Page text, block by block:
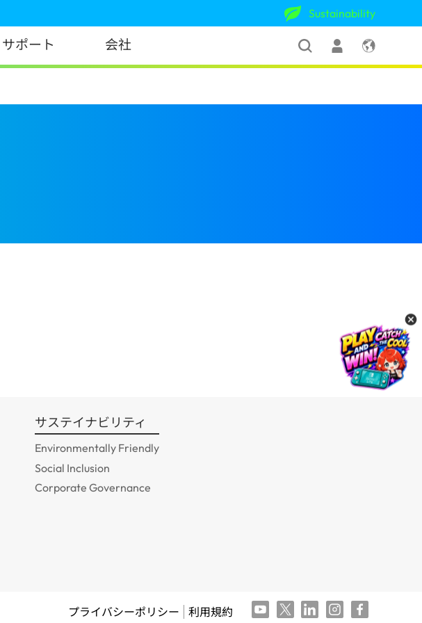
Sustainability
サポート 会社
サステイナビリティ
Environmentally Friendly
Social Inclusion
Corporate Governance
プライバシーポリシー 利用規約